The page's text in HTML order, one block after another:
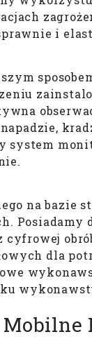
i
system
na bazie
dla